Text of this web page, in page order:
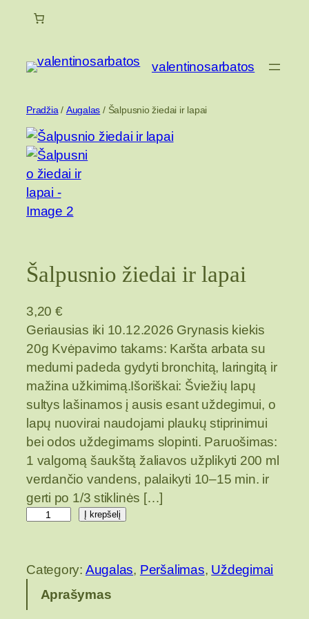
valentinosarbatos
Pradžia / Augalas / Šalpusnio žiedai ir lapai
Šalpusnio žiedai ir lapai
3,20 €
Geriausias iki 10.12.2026 Grynasis kiekis
20g Kvėpavimo takams: Karšta arbata su
medumi padeda gydyti bronchitą, laringitą ir
mažina užkimimą.Išoriškai: Šviežių lapų
sultys lašinamos į ausis esant uždegimui, o
lapų nuovirai naudojami plaukų stiprinimui
bei odos uždegimams slopinti. Paruošimas:
1 valgomą šaukštą žaliavos užplikyti 200 ml
verdančio vandens, palaikyti 10–15 min. ir
gerti po 1/3 stiklinės […]
d
k
Į krepšelį
Category: Augalas, Peršalimas, Uždegimai
Aprašymas